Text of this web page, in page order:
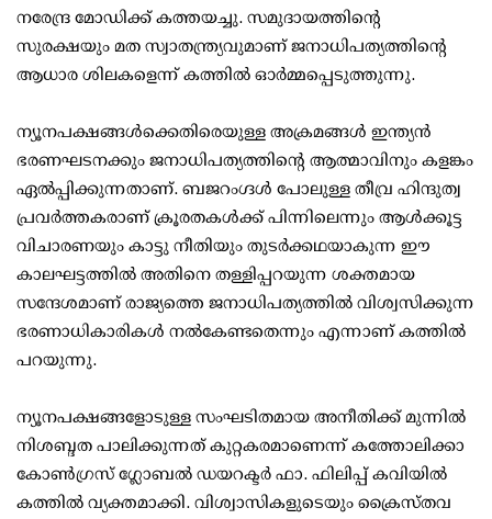
നരേന്ദ്ര മോഡിക്ക് കത്തയച്ചു. സമുദായത്തിന്റെ
സുരക്ഷയും മത സ്വാതന്ത്ര്യവുമാണ് ജനാധിപത്യത്തിന്റെ
ആധാര ശിലകളെന്ന് കത്തില്‍ ഓര്‍മ്മപ്പെടുത്തുന്നു.
ന്യൂനപക്ഷങ്ങള്‍ക്കെതിരെയുള്ള അക്രമങ്ങള്‍ ഇന്ത്യന്‍
ഭരണഘടനക്കും ജനാധിപത്യത്തിന്റെ ആത്മാവിനും കളങ്കം
ഏല്‍പ്പിക്കുന്നതാണ്. ബജറംഗ്ദള്‍ പോലുള്ള തീവ്ര ഹിന്ദുത്വ
പ്രവര്‍ത്തകരാണ് ക്രൂരതകള്‍ക്ക് പിന്നിലെന്നും ആള്‍ക്കൂട്ട
വിചാരണയും കാട്ടു നീതിയും തുടര്‍ക്കഥയാകുന്ന ഈ
കാലഘട്ടത്തില്‍ അതിനെ തള്ളിപ്പറയുന്ന ശക്തമായ
സന്ദേശമാണ് രാജ്യത്തെ ജനാധിപത്യത്തില്‍ വിശ്വസിക്കുന്ന
ഭരണാധികാരികള്‍ നല്‍കേണ്ടതെന്നും എന്നാണ് കത്തില്‍
പറയുന്നു.
ന്യൂനപക്ഷങ്ങളോടുള്ള സംഘടിതമായ അനീതിക്ക് മുന്നില്‍
നിശബ്ദത പാലിക്കുന്നത് കുറ്റകരമാണെന്ന് കത്തോലിക്കാ
കോണ്‍ഗ്രസ് ഗ്ലോബല്‍ ഡയറക്ടര്‍ ഫാ. ഫിലിപ്പ് കവിയില്‍
കത്തില്‍ വ്യക്തമാക്കി. വിശ്വാസികളുടെയും ക്രൈസ്തവ